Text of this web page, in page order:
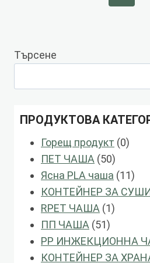
Търсене
ПРОДУКТОВА
Горещ продукт 00
ПЕТ ЧАША 5050
Ясна PLA чаша 1111
КОНТЕЙНЕР ЗА
RPET ЧАША 11
ПП ЧАША 5151
PP ИНЖЕКЦИОННА
КОНТЕЙНЕР ЗА